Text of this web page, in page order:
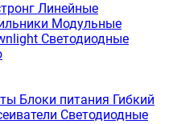
Линейные
Модульные
Светодиодные
Блоки питания Гибкий
Светодиодные